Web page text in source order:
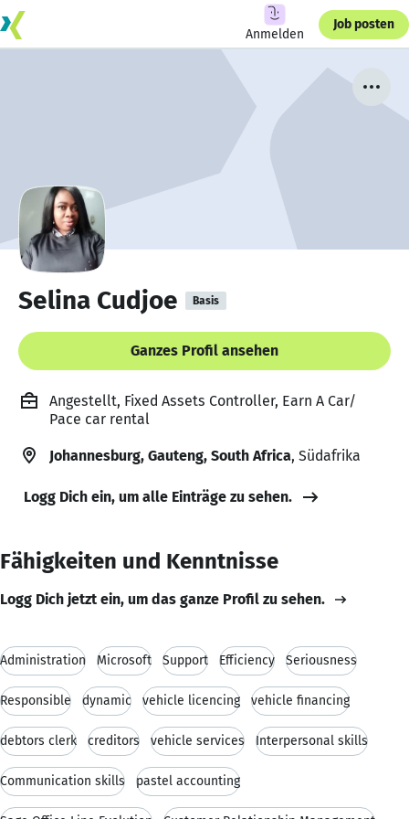
Anmelden
Job posten
Selina Cudjoe Basis
Ganzes Profil ansehen
Angestellt, Fixed Assets Controller, Earn A Car/
Pace car rental
Johannesburg, Gauteng, South Africa, Südafrika
Logg Dich ein, um alle Einträge zu sehen.
Fähigkeiten und Kenntnisse
Logg Dich jetzt ein, um das ganze Profil zu sehen.
Administration Microsoft Support Efficiency Seriousness
Responsible dynamic vehicle licencing vehicle financing
debtors clerk creditors vehicle services Interpersonal skills
Communication skills pastel accounting